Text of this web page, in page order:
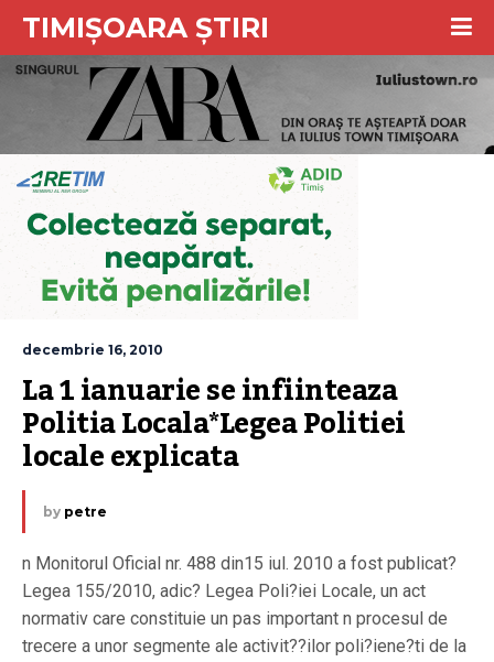
TIMIȘOARA ȘTIRI
decembrie 16, 2010
La 1 ianuarie se infiinteaza
Politia Locala*Legea Politiei
locale explicata
by petre
n Monitorul Oficial nr. 488 din15 iul. 2010 a fost publicat?
Legea 155/2010, adic? Legea Poli?iei Locale, un act
normativ care constituie un pas important n procesul de
trecere a unor segmente ale activit??ilor poli?iene?ti de la